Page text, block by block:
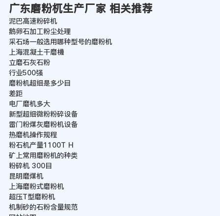
广东磨粉杌生产厂家 相关推荐
泥巴高速粉碎机
鹅卵石加工粉尘处理
采石场一般选用哪种型号的磨粉机
上海混凝土干磨機
立磨石灰石粉
行业500强
磨粉机超细是多少目
差距
电厂磨机多大
新型超细微粉粉碎设备
雷门粉煤灰磨粉机设备
热磨机操作规程
粉石机产量1100T H
矿上常用磨粉机的种类
粉碎机 300目
昆明磨煤机
上海磨粉式磨粉机
超压T型磨粉机
机制砂的石粉含量规范